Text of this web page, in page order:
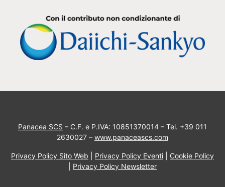
Panacea SCS – C.F. e P.IVA: 10851370014 – Tel. +39 011
2630027 – www.panaceascs.com
Privacy Policy Sito Web Privacy Policy Eventi
Cookie Policy
Privacy Policy Newsletter